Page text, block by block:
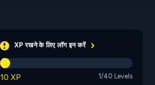
XP रखने के लिए लॉग इन करें
10 XP 1/40 Levels